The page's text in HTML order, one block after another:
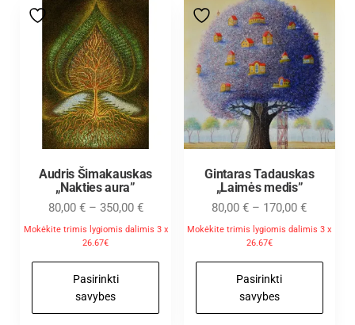
Audris Šimakauskas
„Nakties aura”
80,00 € – 350,00 €
Mokėkite trimis lygiomis dalimis 3 x
26.67€
Pasirinkti
savybes
Gintaras Tadauskas
„Laimės medis”
80,00€ – 170,00€
Mokėkite trimis lygiomis dalimis 3 x
26.67€
Pasirinkti
savybes